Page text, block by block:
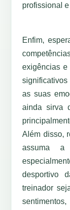
profissional
Enfim,
exigências e
as suas
ainda sirva
Além disso,
assuma a
desportivo
treinador